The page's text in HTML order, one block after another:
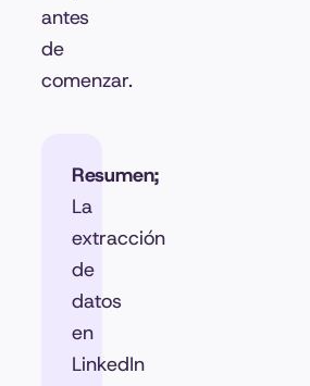
antes
de
comenzar.
Resumen;
La
extracción
de
datos
en
LinkedIn